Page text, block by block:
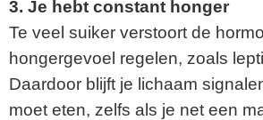
3. Je hebt constant honger
Te veel suiker verstoort de
hongergevoel regelen, zoals
Daardoor blijft je lichaam
moet eten, zelfs als je net een